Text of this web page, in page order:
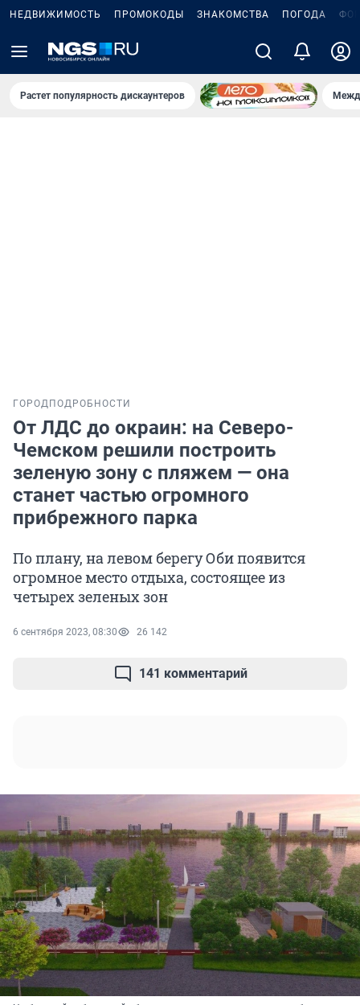
НЕДВИЖИМОСТЬ ПРОМОКОДЫ ЗНАКОМСТВА ПОГОДА
Растет популярность дискаунтеров
ГОРОД ПОДРОБНОСТИ
От ЛДС до окраин: на Северо-
Чемском решили построить
зеленую зону с пляжем — она
станет частью огромного
прибрежного парка
По плану, на левом берегу Оби появится
огромное место отдыха, состоящее из
четырех зеленых зон
6 сентября 2023, 08:30 26 142
141 комментарий